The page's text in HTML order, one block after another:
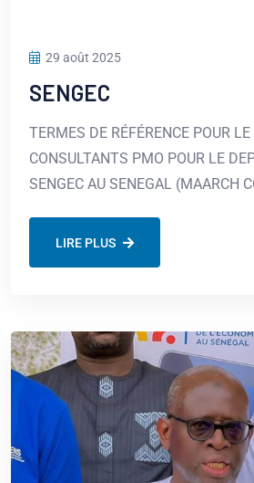
29 août 2025
SENGEC
TERMES DE RÉFÉRENCE POUR
CONSULTANTS PMO POUR LE
SENGEC AU SENEGAL (MAARCH
LIRE PLUS